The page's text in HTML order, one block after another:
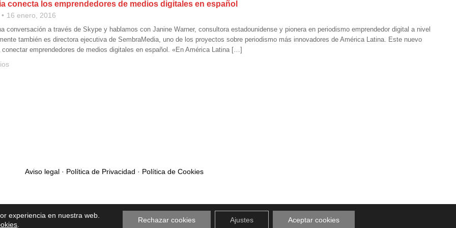
conecta los emprendedores de medios digitales en español
16 enero, 2016
conversación a través de Skype y hablamos con Janine Warner, consultora estadounidense y pionera en periodismo emprendedor digital a nivel
también es directora ejecutiva de SembraMedia, uno de los proyectos sobre periodismo más innovadores de América Latina. Este nuevo
conectar emprendedores de medios digitales en español. «En América Latina […]
Aviso legal· Política de Privacidad · Política de Cookies
experiencia en nuestra web.
Aceptar cookies
Rechazar cookies Ajustes